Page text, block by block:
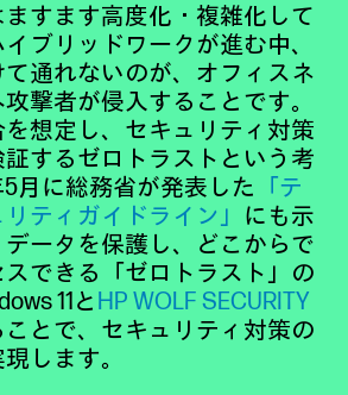
すます高度化・複雑化して
ブリッドワークが進む中、
通れないのが、オフィスネ
撃者が侵入することです。
想定し、セキュリティ対策
するゼロトラストという考
5月に総務省が発表した 「テ
ティガイドライン」 にも示
ータを保護し、どこからで
できる「ゼロトラスト」の
11と HP WOLF SECURITY
とで、セキュリティ対策の
します。